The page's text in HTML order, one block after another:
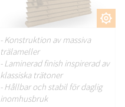
ANPASSA.
- Konstruktion av massiva
trälameller
- Laminerad finish inspirerad av
klassiska trätoner
- Hållbar och stabil för daglig
inomhusbruk